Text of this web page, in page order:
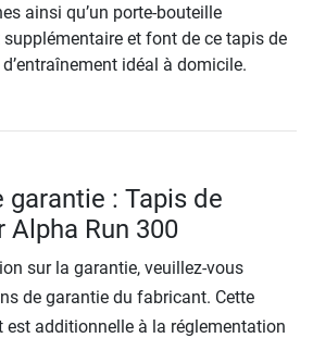
ainsi qu’un porte-bouteille
et font de ce tapis de
idéal à domicile.
: Tapis de
Run 300
sur la garantie, veuillez-vous
de garantie du fabricant. Cette
additionnelle à la réglementation